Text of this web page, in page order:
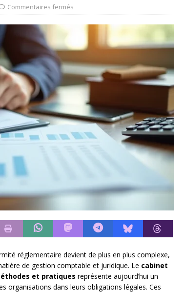
les recommandations électroniques dans vos dossiers
Commentaires fermés
réglementaire devient de plus en plus complexe,
de gestion comptable et juridique. Le cabinet
et pratiques représente aujourd’hui un
organisations dans leurs obligations légales. Ces